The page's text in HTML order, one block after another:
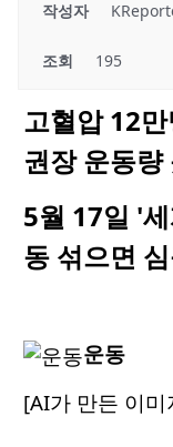
작성자
조회 195
고혈압 12
권장 운동
5월 17일 '
동 섞으면
운동
[AI가 만든 이미